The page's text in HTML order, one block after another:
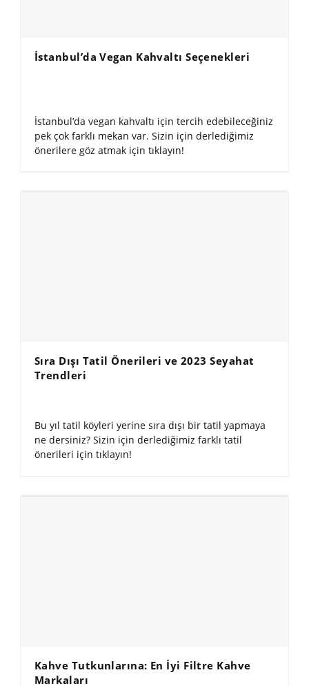
İstanbul’da Vegan Kahvaltı Seçenekleri
İstanbul’da vegan kahvaltı için tercih edebileceğiniz
pek çok farklı mekan var. Sizin için derlediğimiz
önerilere göz atmak için tıklayın!
Sıra Dışı Tatil Önerileri ve 2023 Seyahat
Trendleri
Bu yıl tatil köyleri yerine sıra dışı bir tatil yapmaya
ne dersiniz? Sizin için derlediğimiz farklı tatil
önerileri için tıklayın!
Kahve Tutkunlarına: En İyi Filtre Kahve
Markaları